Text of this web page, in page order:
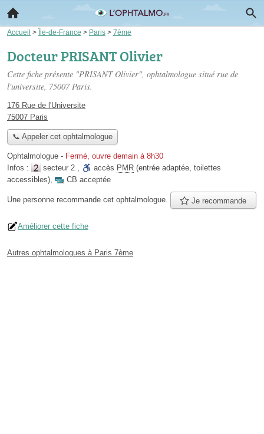
Accueil > Île-de-France > Paris > 7ème
Docteur PRISANT Olivier
Cette fiche présente "PRISANT Olivier", ophtalmologue situé rue de
l'universite, 75007 Paris.
176 Rue de l'Universite
75007 Paris
📞 Appeler cet ophtalmologue
Ophtalmologue - Fermé, ouvre demain à 8h30
Infos :
secteur 2 , accès PMR (entrée adaptée, toilettes
accessibles), CB acceptée
Une personne recommande cet ophtalmologue. Je recommande
Améliorer cette fiche
Autres ophtalmologues à Paris 7ème